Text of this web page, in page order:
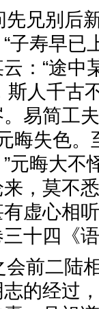
兄别后
子寿早已
：“途中
斯人千古
易简工
晦失色。
元晦大不
，莫不
虚心相
十四《
会前二陆
的经过